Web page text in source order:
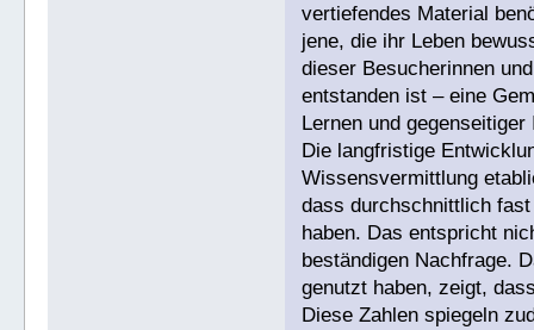
vertiefendes Material
jene, die ihr Leben
dieser Besucherinnen
entstanden ist – eine
Lernen und
Die langfristige
Wissensvermittlung
dass durchschnittlich
haben. Das entspricht
beständigen Nachfrage.
genutzt haben, zeigt,
Diese Zahlen spiegeln